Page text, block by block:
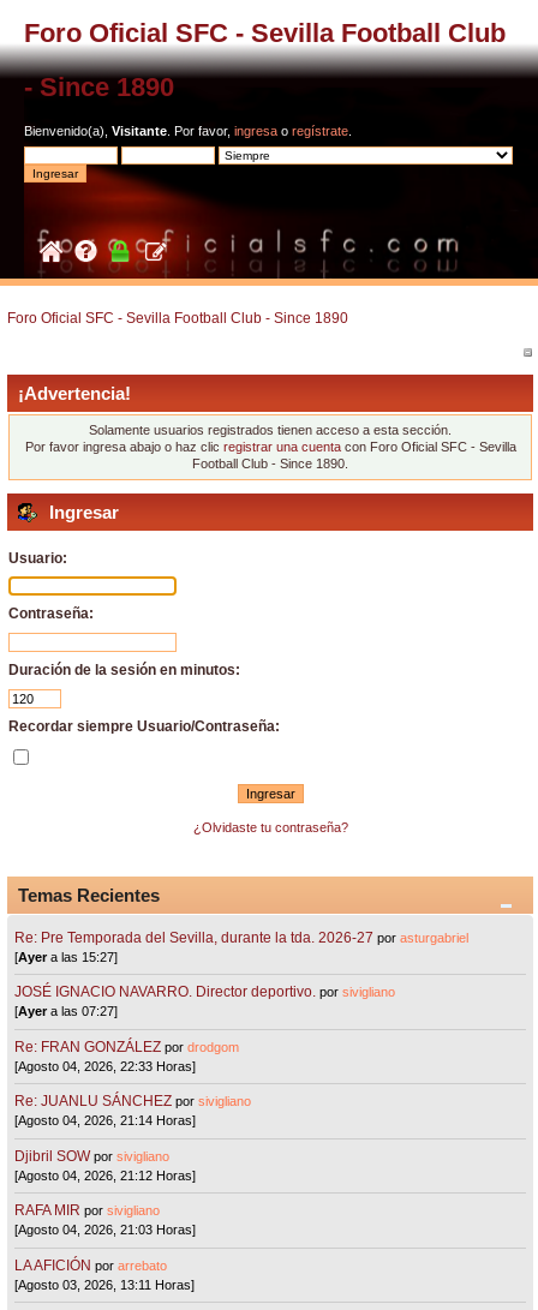
Foro Oficial SFC - Sevilla Football Club
- Since 1890
Bienvenido(a), Visitante . Por favor, ingresa o regístrate
Foro Oficial SFC - Sevilla Football Club - Since 1890
¡Advertencia!
Solamente usuarios registrados tienen acceso a esta sección.
Por favor ingresa abajo o haz clic registrar una cuentacon Foro Oficial SFC - Sevilla
Football Club - Since 1890.
Ingresar
Usuario:
Contraseña:
Duración de la sesión en minutos:
Recordar siempre Usuario/Contraseña:
¿Olvidaste tu contraseña?
Temas Recientes
Re: Pre Temporada del Sevilla, durante la tda. 2026-27 porasturgabriel
[Ayera las 15:27]
JOSÉ IGNACIO NAVARRO. Director deportivo. porsivigliano
[Ayera las 07:27]
Re: FRAN GONZÁLEZ pordrodgom
[Agosto 04, 2026, 22:33 Horas]
Re: JUANLU SÁNCHEZ porsivigliano
[Agosto 04, 2026, 21:14 Horas]
Djibril SOW porsivigliano
[Agosto 04, 2026, 21:12 Horas]
RAFA MIR porsivigliano
[Agosto 04, 2026, 21:03 Horas]
LA AFICIÓN porarrebato
[Agosto 03, 2026, 13:11 Horas]